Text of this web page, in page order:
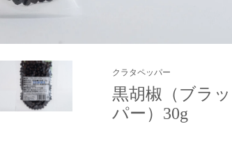
クラタペッパー
黒胡椒（ブラ
パー）30g